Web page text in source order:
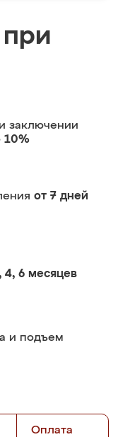
заключении
10%
от 7 дней
4, 6 месяцев
и подъем
Оплата